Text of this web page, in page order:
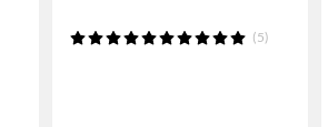
(5)